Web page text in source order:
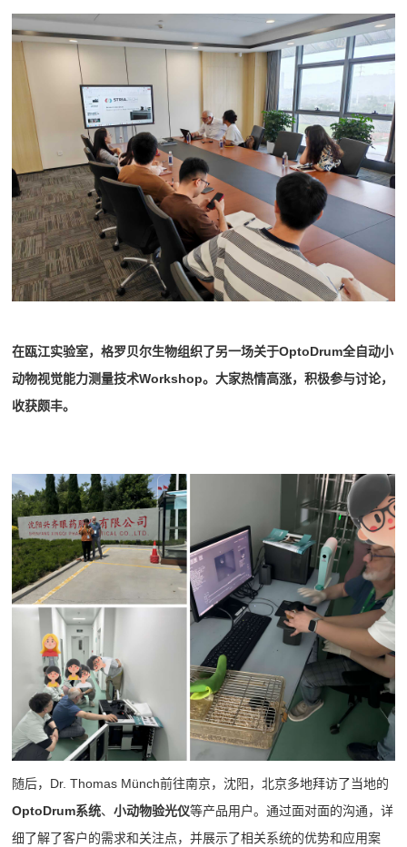
在瓯江实验室，格罗贝尔生物组织了另一场关于OptoDrum全自动小
动物视觉能力测量技术Workshop。大家热情高涨，积极参与讨论，
收获颇丰。
随后， Dr. Thomas Münch前往南京，沈阳，北京多地拜访了当地的
OptoDrum系统、小动物验光仪等产品用户。通过面对面的沟通，详
细了解了客户的需求和关注点，并展示了相关系统的优势和应用案